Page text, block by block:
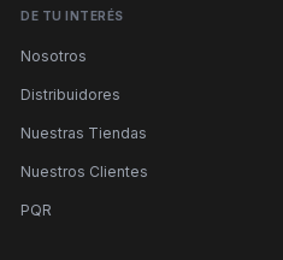
DE TU INTERÉS
Nosotros
Distribuidores
Nuestras Tiendas
Nuestros Clientes
PQR